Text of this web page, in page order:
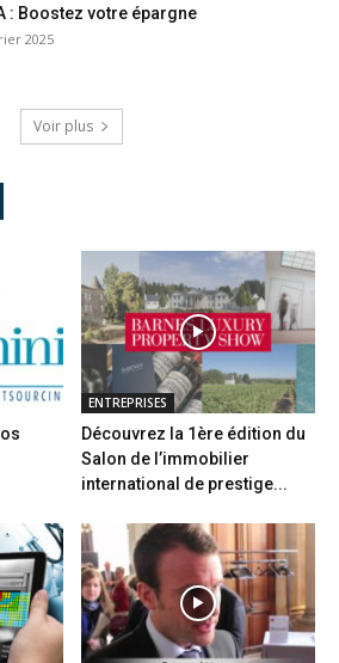
: Boostez votre épargne
2025
Voir plus
ENTREPRISES
Découvrez la 1ère édition du
Salon de l’immobilier
international de prestige...